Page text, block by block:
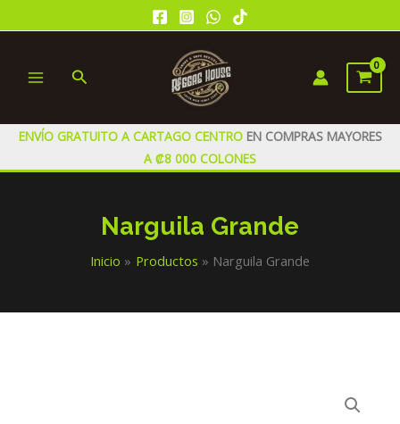
al
MENU
Buscar
ENVÍO GRATUITO A CARTAGO CENTRO EN COMPRAS MAYORES
A ₡8 000 COLONES
Narguila Grande
Inicio Productos Narguila Grande